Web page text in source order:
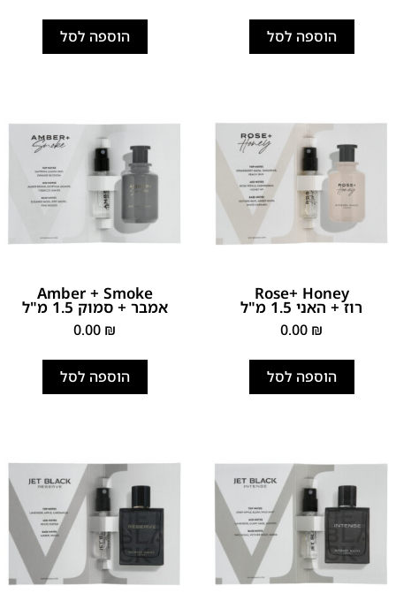
הוספה לסל הוספה לסל
Rose+ Honey
רוז + האני 1.5 מ"ל
0.00 ₪
הוספה לסל
Amber + Smoke
אמבר + סמוק 1.5 מ"ל
0.00 ₪
הוספה לסל